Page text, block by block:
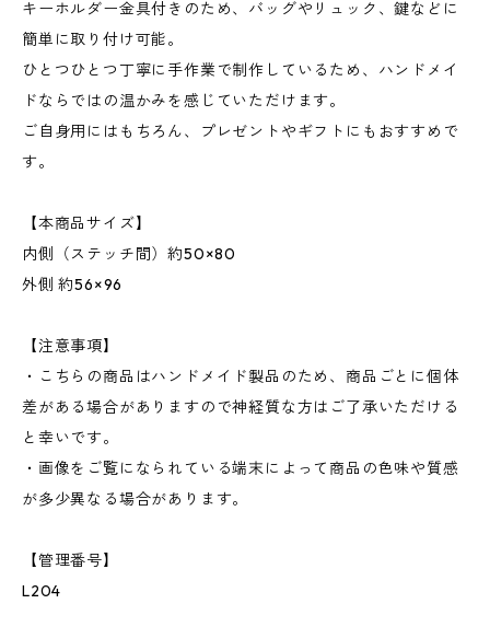
キーホルダー金具付きのため、バッグやリュック、鍵などに
簡単に取り付け可能。
ひとつひとつ丁寧に手作業で制作しているため、ハンドメイ
ドならではの温かみを感じていただけます。
ご自身用にはもちろん、プレゼントやギフトにもおすすめで
す。
【本商品サイズ】
内側（ステッチ間）約50×80
外側 約56×96
【注意事項】
・こちらの商品はハンドメイド製品のため、商品ごとに個体
差がある場合がありますので神経質な方はご了承いただける
と幸いです。
・画像をご覧になられている端末によって商品の色味や質感
が多少異なる場合があります。
【管理番号】
L204